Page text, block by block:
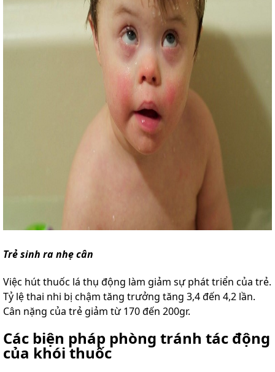
Trẻ sinh ra nhẹ cân
Việc hút thuốc lá thụ động làm giảm sự phát triển của trẻ.
Tỷ lệ thai nhi bị chậm tăng trưởng tăng 3,4 đến 4,2 lần.
Cân nặng của trẻ giảm từ 170 đến 200gr.
Các biện pháp phòng tránh tác động
của khói thuốc